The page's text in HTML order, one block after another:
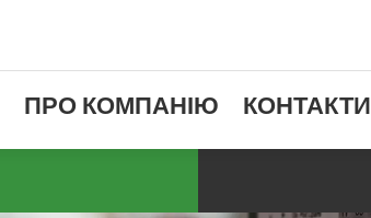
ПРО КОМПАНІЮ КОНТАКТИ